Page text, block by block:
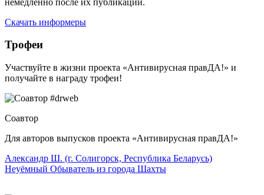
Скачать информеры
Трофеи
Участвуйте в жизни проекта «Антивирусная правДА!» и
получайте в награду трофеи!
Соавтор
Для авторов выпусков проекта «Антивирусная правДА!»
Александр Ш. (г. Солигорск, Республика Беларусь)
Неуёмный Обыватель из города Шахты